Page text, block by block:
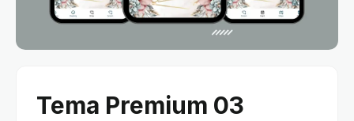
Tema Premium 03